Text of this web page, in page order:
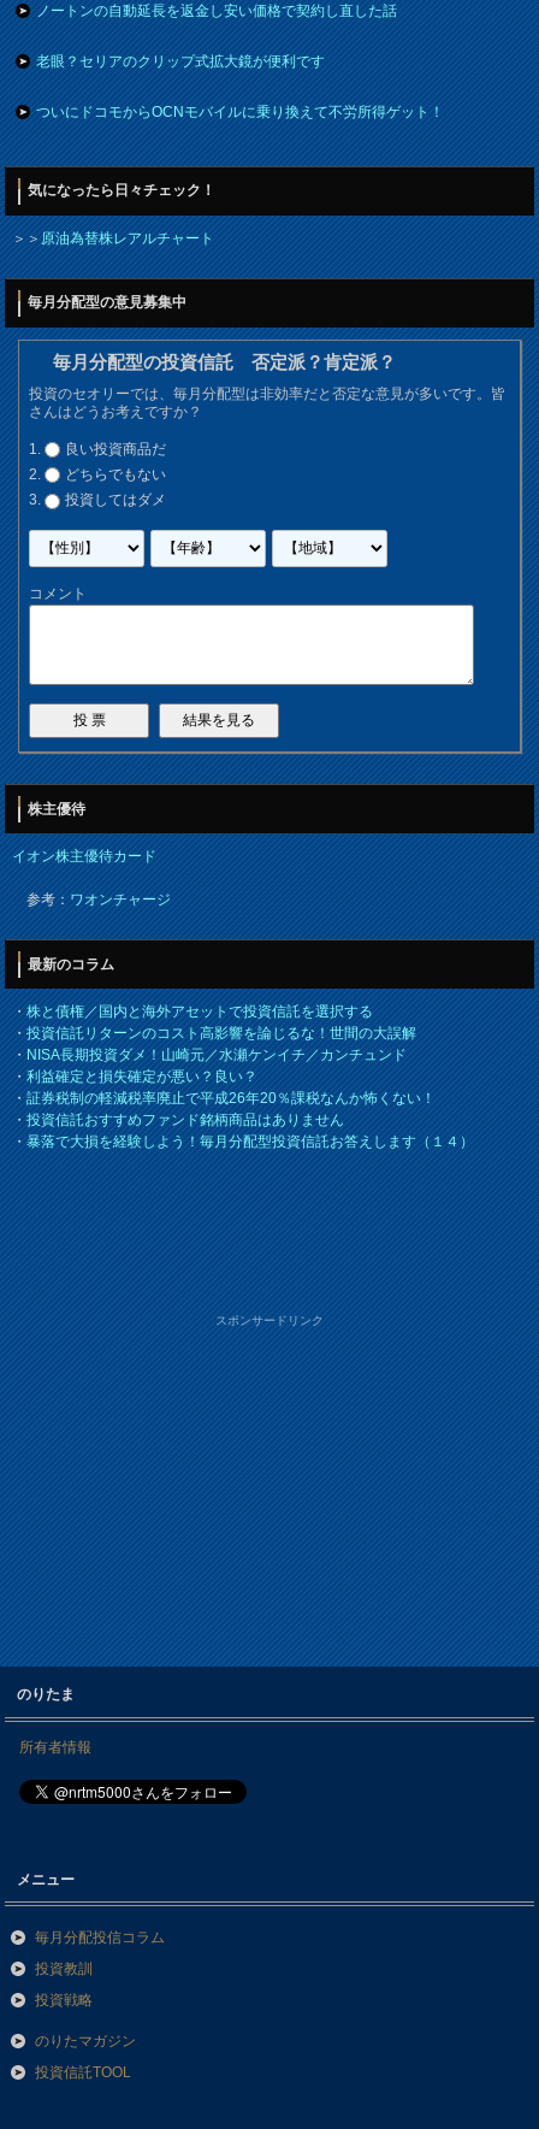
ノートンの自動延長を返金し安い価格で契約し直した話
老眼？セリアのクリップ式拡大鏡が便利です
ついにドコモからOCNモバイルに乗り換えて不労所得ゲット！
気になったら日々チェック！
＞＞原油為替株レアルチャート
毎月分配型の意見募集中
毎月分配型の投資信託 否定派？肯定派？
投資のセオリーでは、毎月分配型は非効率だと否定な意見が多いです。皆
さんはどうお考えですか？
良い投資商品だ
どちらでもない
投資してはダメ
コメント
株主優待
イオン株主優待カード
参考：ワオンチャージ
最新のコラム
・株と債権／国内と海外アセットで投資信託を選択する
・投資信託リターンのコスト高影響を論じるな！世間の大誤解
・NISA長期投資ダメ！山崎元／水瀬ケンイチ／カンチュンド
・利益確定と損失確定が悪い？良い？
・証券税制の軽減税率廃止で平成26年20％課税なんか怖くない！
・投資信託おすすめファンド銘柄商品はありません
・暴落で大損を経験しよう！毎月分配型投資信託お答えします（１４）
スポンサードリンク
のりたま
所有者情報
メニュー
毎月分配投信コラム
投資教訓
投資戦略
のりたマガジン
投資信託TOOL